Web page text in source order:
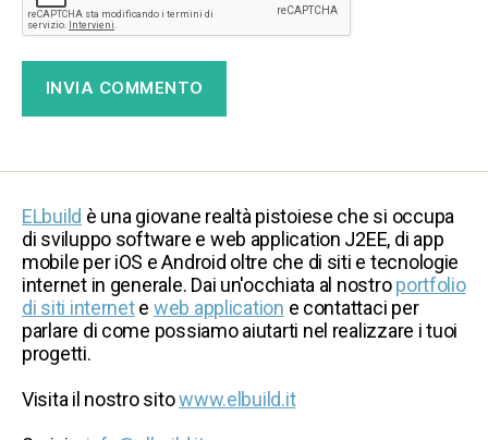
ELbuild è una giovane realtà pistoiese che si occupa
di sviluppo software e web application J2EE, di app
mobile per iOS e Android oltre che di siti e tecnologie
internet in generale. Dai un'occhiata al nostroportfolio
di siti internete web application e contattaci per
parlare di come possiamo aiutarti nel realizzare i tuoi
progetti.
Visita il nostro sitowww.elbuild.it